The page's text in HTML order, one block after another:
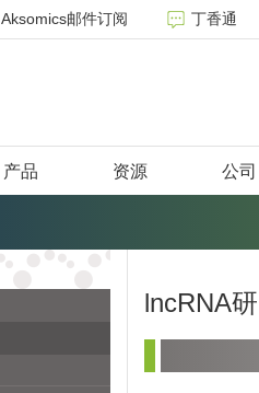
Aksomics邮件订阅 丁香通
产品 资源 公司
lncRNA